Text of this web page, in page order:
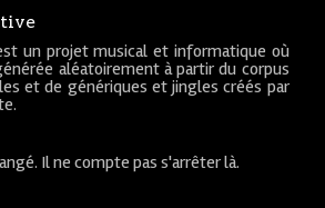
un projet musical et informatique où
aléatoirement à partir du corpus
et de génériques et jingles créés par
Il ne compte pas s'arrêter là.